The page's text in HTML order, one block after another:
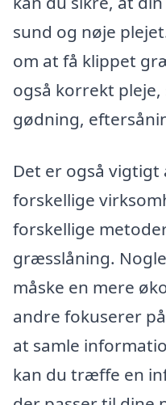
sund og nøje
om at få klippet
også korrekt
gødning,
Det er også vigtigt
forskellige
forskellige
græsslåning.
måske en mere
andre fokuserer
at samle
kan du træffe en